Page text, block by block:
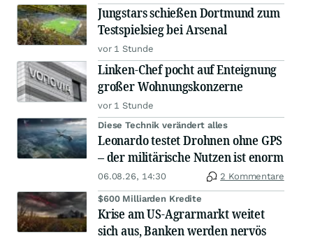
Jungstars schießen Dortmund zum
Testspielsieg bei Arsenal
vor 1 Stunde
Linken-Chef pocht auf Enteignung
großer Wohnungskonzerne
vor 1 Stunde
Diese Technik verändert alles
Leonardo testet Drohnen ohne GPS
– der militärische Nutzen ist enorm
06.08.26, 14:30 2 Kommentare
$600 Milliarden Kredite
Krise am US-Agrarmarkt weitet
sich aus, Banken werden nervös